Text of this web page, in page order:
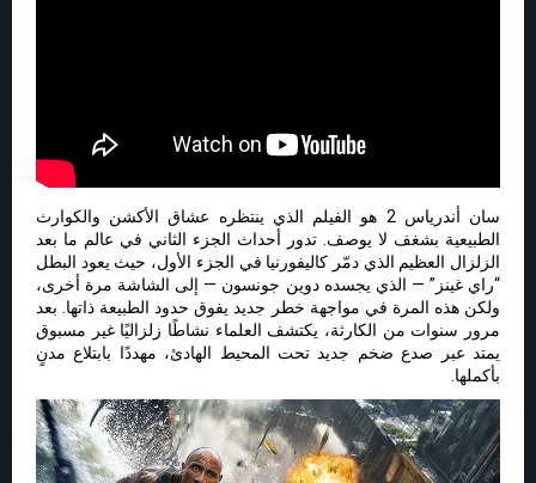
سان أندرياس 2 هو الفيلم الذي ينتظره عشاق الأكشن والكوارث
الطبيعية بشغف لا يوصف. تدور أحداث الجزء الثاني في عالم ما بعد
الزلزال العظيم الذي دمّر كاليفورنيا في الجزء الأول، حيث يعود البطل
“راي غينز” — الذي يجسده دوين جونسون — إلى الشاشة مرة أخرى،
ولكن هذه المرة في مواجهة خطر جديد يفوق حدود الطبيعة ذاتها. بعد
مرور سنوات من الكارثة، يكتشف العلماء نشاطًا زلزاليًا غير مسبوق
يمتد عبر صدع ضخم جديد تحت المحيط الهادئ، مهددًا بابتلاع مدنٍ
بأكملها.